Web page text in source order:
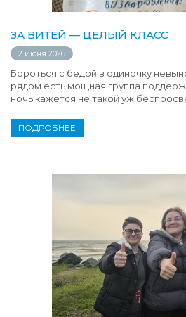
ЗА ВИТЕЙ — ЦЕЛЫЙ КЛАСС
2 июня 2026
Бороться с бедой в одиночку
рядом есть мощная группа
ночь кажется не такой уж
ПОДРОБНЕЕ